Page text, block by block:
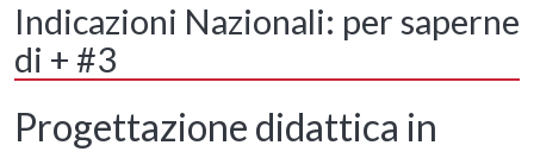
Indicazioni Nazionali: per saperne
di + #3
Progettazione didattica in